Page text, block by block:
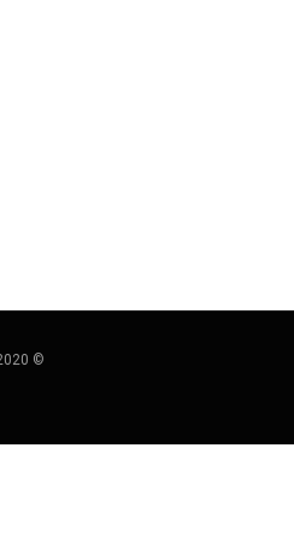
© 2020 - مجله خبری و آموزشی بخت